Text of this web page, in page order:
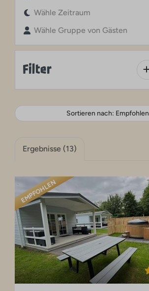
Wähle Zeitraum
Wähle Gruppe von Gästen
Filter
Sortieren nach: Empfohlen
Ergebnisse (13)
EMPFOHLEN